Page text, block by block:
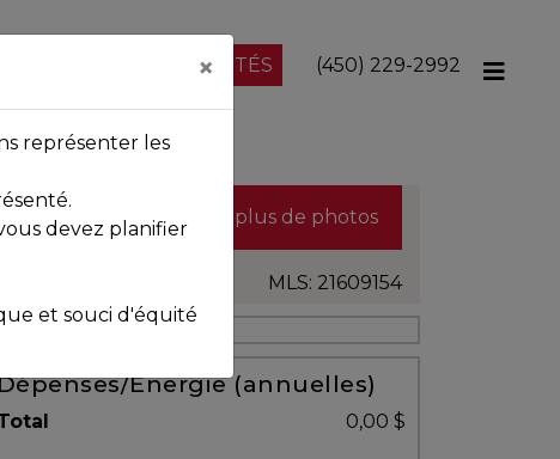
NOS PROPRIÉTÉS (450) 229-2992
Voir plus de photos
MLS: 21609154
Énergie (annuelles)
0,00 $
×
représenter les
devez planifier
et souci d'équité